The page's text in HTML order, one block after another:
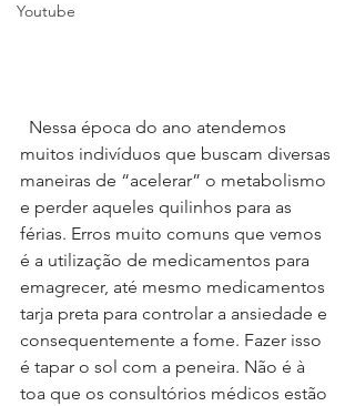
Youtube
muitos indivíduos que buscam diversas
maneiras de “acelerar” o metabolismo
e perder aqueles quilinhos para as
férias. Erros muito comuns que vemos
é a utilização de medicamentos para
emagrecer, até mesmo medicamentos
tarja preta para controlar a ansiedade e
consequentemente a fome. Fazer isso
é tapar o sol com a peneira. Não é à
toa que os consultórios médicos estão